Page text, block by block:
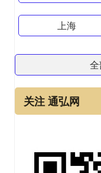
上海
关注 通弘网